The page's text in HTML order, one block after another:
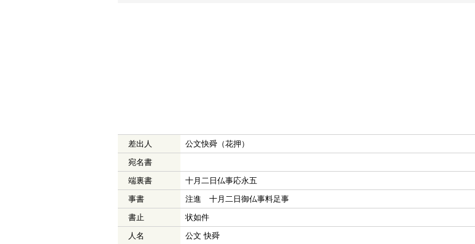
差出人
公文快舜（花押）
宛名書
端裏書
十月二日仏事応永五
事書
注進 十月二日御仏事料足事
書止
状如件
人名
公文 快舜